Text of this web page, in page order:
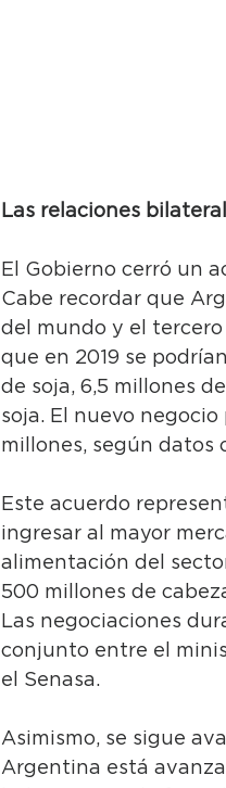
Las relaciones
El Gobierno cerró un
Cabe recordar que
del mundo y el tercero
que en 2019 se
de soja, 6,5 millones
soja. El nuevo
millones, según datos
Este acuerdo
ingresar al mayor
alimentación del
500 millones de
Las negociaciones
conjunto entre el
el Senasa.
Asimismo, se sigue
Argentina está